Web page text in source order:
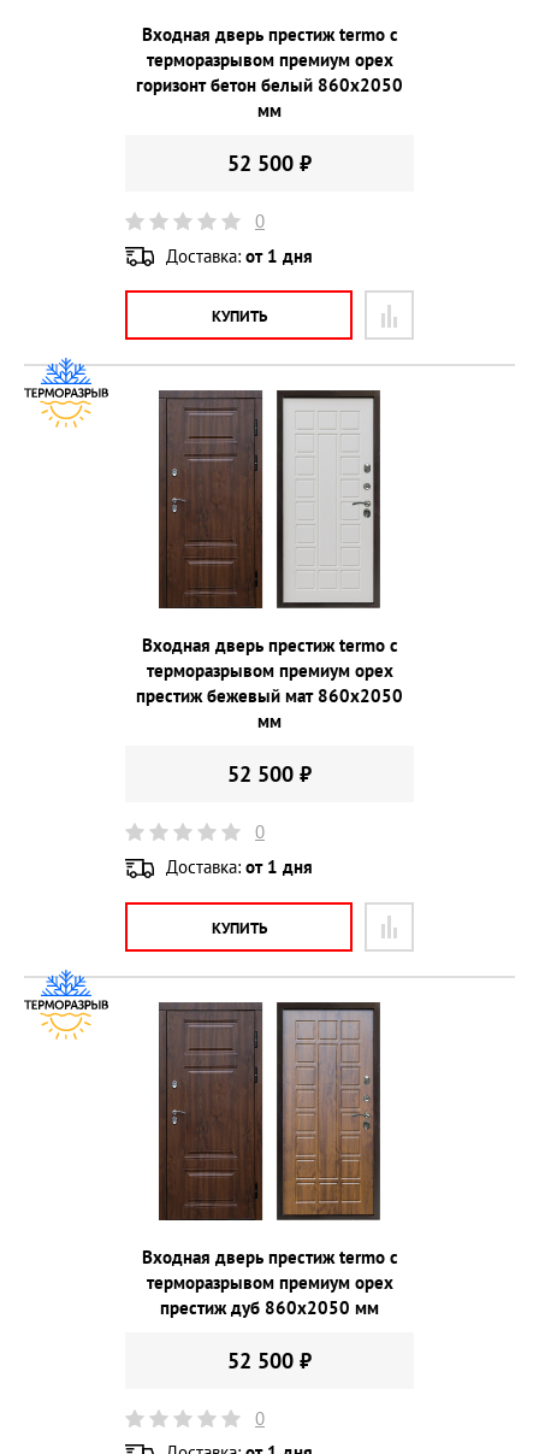
Входная дверь престиж termo с
терморазрывом премиум орех
горизонт бетон белый 860х2050
мм
52 500 ₽
0
Доставка: от 1 дня
КУПИТЬ
Входная дверь престиж termo с
терморазрывом премиум орех
престиж бежевый мат 860х2050
мм
52 500 ₽
0
Доставка: от 1 дня
КУПИТЬ
Входная дверь престиж termo с
терморазрывом премиум орех
престиж дуб 860х2050 мм
52 500 ₽
0